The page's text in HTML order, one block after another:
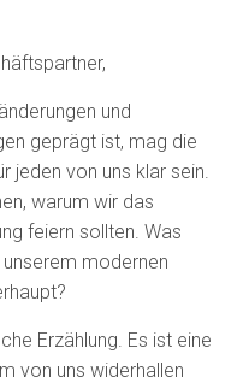
und
geprägt ist, mag die
jeden von uns klar sein.
warum wir das
feiern sollten. Was
modernen
Erzählung. Es ist eine
von uns widerhallen